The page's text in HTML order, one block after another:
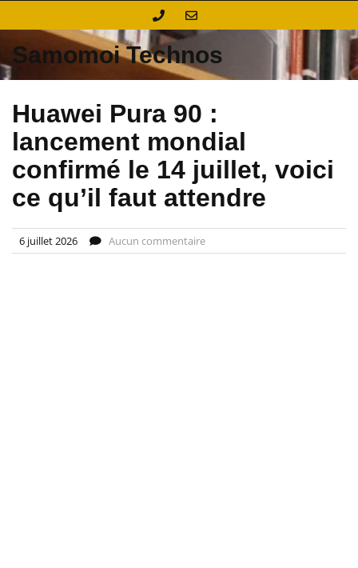
Samomoi Technos
Huawei Pura 90 :
lancement mondial
confirmé le 14 juillet, voici
ce qu’il faut attendre
6 juillet 2026 Aucun commentaire